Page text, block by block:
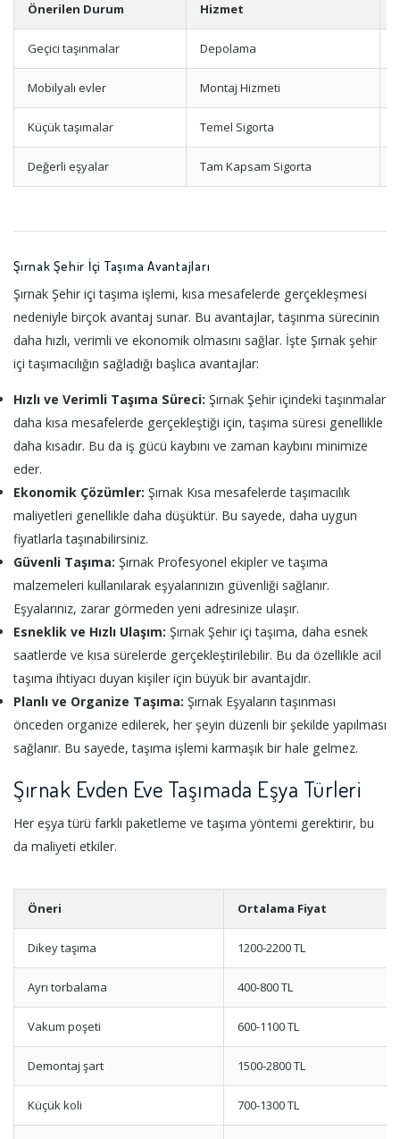
Önerilen Durum Hizmet
Geçici taşınmalar Depolama
Mobilyalı evler Montaj Hizmeti
Küçük taşımalar Temel Sigorta
Değerli eşyalar Tam Kapsam Sigorta
Şırnak Şehir İçi Taşıma Avantajları
Şırnak Şehir içi taşıma işlemi, kısa mesafelerde gerçekleşmesi
nedeniyle birçok avantaj sunar. Bu avantajlar, taşınma sürecinin
daha hızlı, verimli ve ekonomik olmasını sağlar. İşte Şırnak şehir
içi taşımacılığın sağladığı başlıca avantajlar:
Hızlı ve Verimli Taşıma Süreci: Şırnak Şehir içindeki taşınmalar
daha kısa mesafelerde gerçekleştiği için, taşıma süresi genellikle
daha kısadır. Bu da iş gücü kaybını ve zaman kaybını minimize
eder.
Ekonomik Çözümler: Şırnak Kısa mesafelerde taşımacılık
maliyetleri genellikle daha düşüktür. Bu sayede, daha uygun
fiyatlarla taşınabilirsiniz.
Güvenli Taşıma: Şırnak Profesyonel ekipler ve taşıma
malzemeleri kullanılarak eşyalarınızın güvenliği sağlanır.
Eşyalarınız, zarar görmeden yeni adresinize ulaşır.
Esneklik ve Hızlı Ulaşım: Şırnak Şehir içi taşıma, daha esnek
saatlerde ve kısa sürelerde gerçekleştirilebilir. Bu da özellikle acil
taşıma ihtiyacı duyan kişiler için büyük bir avantajdır.
Planlı ve Organize Taşıma: Şırnak Eşyaların taşınması
önceden organize edilerek, her şeyin düzenli bir şekilde yapılması
sağlanır. Bu sayede, taşıma işlemi karmaşık bir hale gelmez.
Şırnak Evden Eve Taşımada Eşya Türleri
Her eşya türü farklı paketleme ve taşıma yöntemi gerektirir, bu
da maliyeti etkiler.
Öneri Ortalama Fiyat
Dikey taşıma 1200-2200 TL
Ayrı torbalama 400-800 TL
Vakum poşeti 600-1100 TL
Demontaj şart 1500-2800 TL
Küçük koli 700-1300 TL